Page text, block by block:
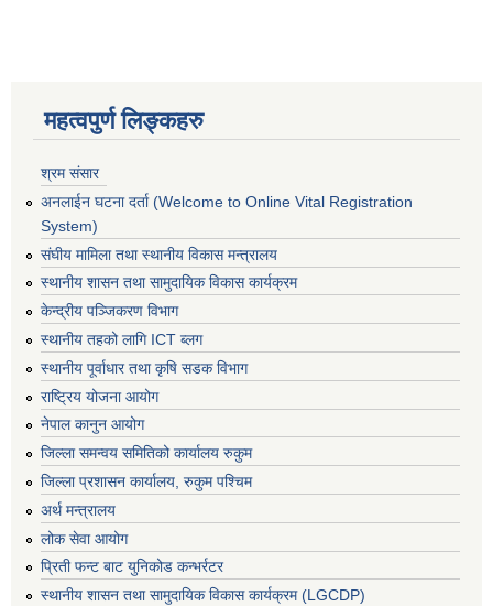
महत्वपुर्ण लिङ्कहरु
श्रम संसार
अनलाईन घटना दर्ता (Welcome to Online Vital Registration
System)
संघीय मामिला तथा स्थानीय विकास मन्त्रालय
स्थानीय शासन तथा सामुदायिक विकास कार्यक्रम
केन्द्रीय पञ्जिकरण विभाग
स्थानीय तहको लागि ICT ब्लग
स्थानीय पूर्वाधार तथा कृषि सडक विभाग
राष्ट्रिय योजना आयोग
नेपाल कानुन आयोग
जिल्ला समन्वय समितिको कार्यालय रुकुम
जिल्ला प्रशासन कार्यालय, रुकुम पश्चिम
अर्थ मन्त्रालय
लोक सेवा आयोग
प्रिती फन्ट बाट युनिकोड कन्भर्रटर
स्थानीय शासन तथा सामुदायिक विकास कार्यक्रम (LGCDP)